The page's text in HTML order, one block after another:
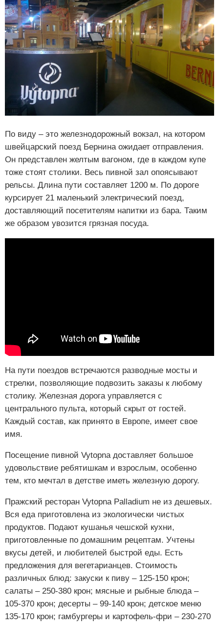
По виду – это железнодорожный вокзал, на котором
швейцарский поезд Бернина ожидает отправления.
Он представлен желтым вагоном, где в каждом купе
тоже стоят столики. Весь пивной зал опоясывают
рельсы. Длина пути составляет 1200 м. По дороге
курсирует 21 маленький электрический поезд,
доставляющий посетителям напитки из бара. Таким
же образом увозится грязная посуда.
На пути поездов встречаются разводные мосты и
стрелки, позволяющие подвозить заказы к любому
столику. Железная дорога управляется с
центрального пульта, который скрыт от гостей.
Каждый состав, как принято в Европе, имеет свое
имя.
Посещение пивной Vytopna доставляет большое
удовольствие ребятишкам и взрослым, особенно
тем, кто мечтал в детстве иметь железную дорогу.
Пражский ресторан Vytopna Palladium не из дешевых.
Вся еда приготовлена из экологически чистых
продуктов. Подают кушанья чешской кухни,
приготовленные по домашним рецептам. Учтены
вкусы детей, и любителей быстрой еды. Есть
предложения для вегетарианцев. Стоимость
различных блюд: закуски к пиву – 125-150 крон;
салаты – 250-380 крон; мясные и рыбные блюда –
105-370 крон; десерты – 99-140 крон; детское меню
135-170 крон; гамбургеры и картофель-фри – 230-270